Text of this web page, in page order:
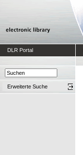
DLR Portal
Erweiterte Suche